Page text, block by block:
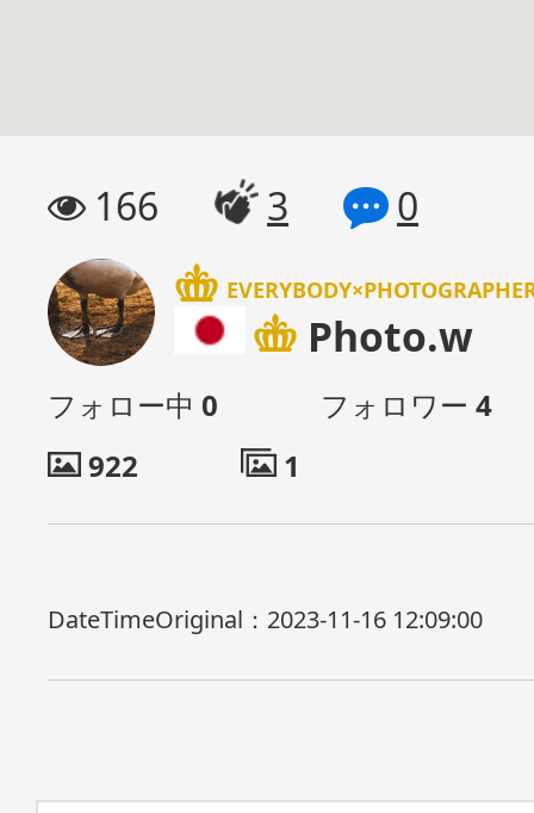
166 3 0
Photo.w
フォロー中 0 フォロワー 4
922
1
DateTimeOriginal： 2023-11-16 12:09:00